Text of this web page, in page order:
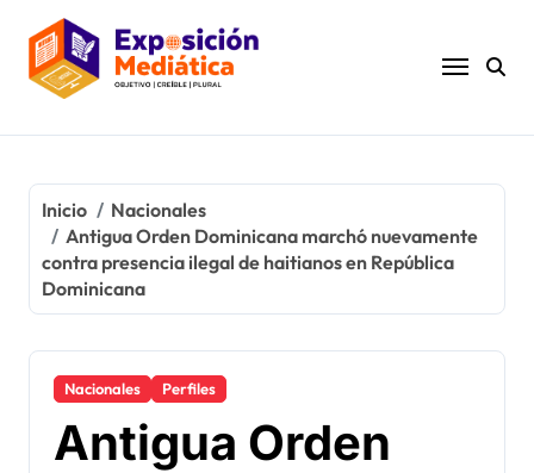
contenido
Inicio
Nacionales
Antigua Orden Dominicana marchó nuevamente
contra presencia ilegal de haitianos en República
Dominicana
Nacionales Perfiles
Antigua Orden